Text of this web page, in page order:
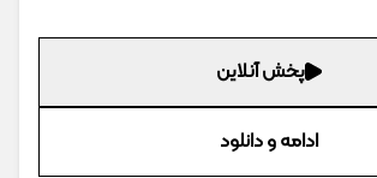
پخش آنلاین
ادامه و دانلود